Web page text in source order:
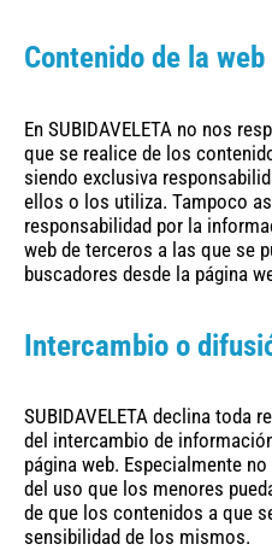
Contenido de la
En SUBIDAVELETA no nos
que se realice de los
siendo exclusiva
ellos o los utiliza. Tampoco
responsabilidad por la
web de terceros a las que se
buscadores desde la página
Intercambio o
SUBIDAVELETA declina toda
del intercambio de
página web. Especialmente
del uso que los menores
de que los contenidos a que
sensibilidad de los mismos.